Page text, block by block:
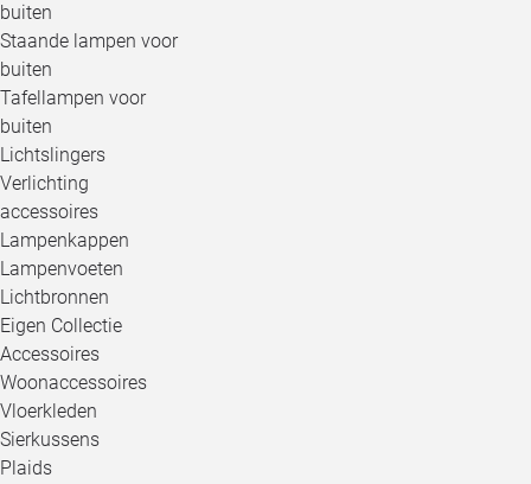
buiten
Staande lampen voor
buiten
Tafellampen voor
buiten
Lichtslingers
Verlichting
accessoires
Lampenkappen
Lampenvoeten
Lichtbronnen
Eigen Collectie
Accessoires
Woonaccessoires
Vloerkleden
Sierkussens
Plaids